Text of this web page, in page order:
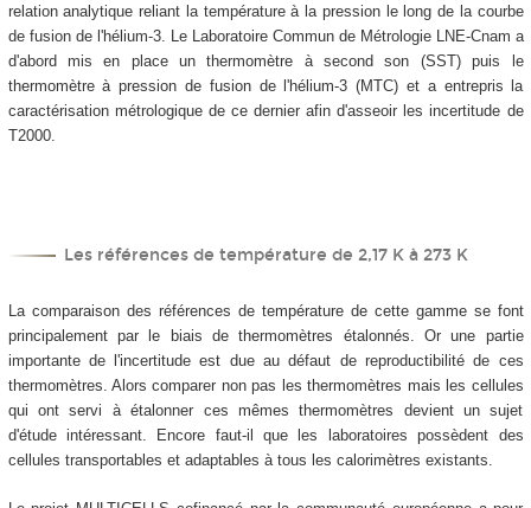
relation analytique reliant la température à la pression le long de la courbe
de fusion de l'hélium-3. Le Laboratoire Commun de Métrologie LNE-Cnam a
d'abord mis en place un thermomètre à second son (SST) puis le
thermomètre à pression de fusion de l'hélium-3 (MTC) et a entrepris la
caractérisation métrologique de ce dernier afin d'asseoir les incertitude de
T2000.
Les références de température de 2,17 K à 273 K
La comparaison des références de température de cette gamme se font
principalement par le biais de thermomètres étalonnés. Or une partie
importante de l'incertitude est due au défaut de reproductibilité de ces
thermomètres. Alors comparer non pas les thermomètres mais les cellules
qui ont servi à étalonner ces mêmes thermomètres devient un sujet
d'étude intéressant. Encore faut-il que les laboratoires possèdent des
cellules transportables et adaptables à tous les calorimètres existants.